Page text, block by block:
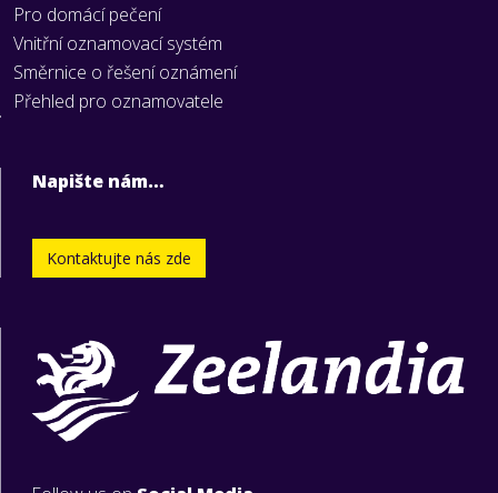
Pro domácí pečení
Vnitřní oznamovací systém
Směrnice o řešení oznámení
Přehled pro oznamovatele
Napište nám…
Kontaktujte nás zde